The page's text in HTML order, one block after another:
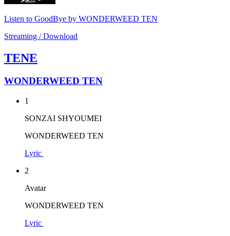
Listen to GoodBye by WONDERWEED TEN
Streaming / Download
TENE
WONDERWEED TEN
1
SONZAI SHYOUMEI
WONDERWEED TEN
Lyric
2
Avatar
WONDERWEED TEN
Lyric